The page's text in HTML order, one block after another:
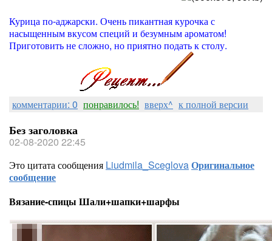
Курица по-аджарски. Очень пикантная курочка с
насыщенным вкусом специй и безумным ароматом!
Приготовить не сложно, но приятно подать к столу.
комментарии: 0 понравилось! вверх^ к полной версии
Без заголовка
02-08-2020 22:45
Это цитата сообщения Liudmila_SceglovaОригинальное
сообщение
Вязание-спицы Шали+шапки+шарфы